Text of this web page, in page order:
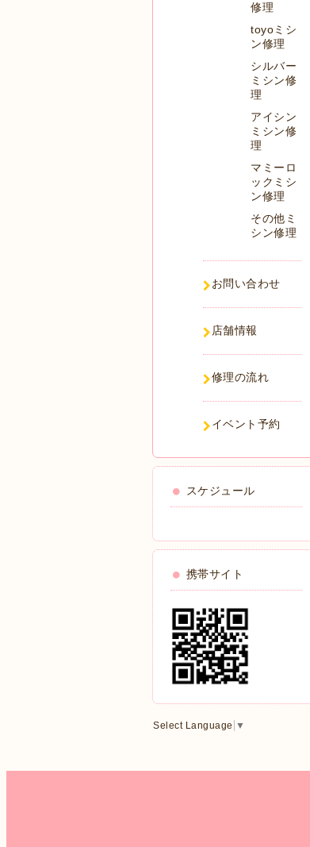
修理
toyoミシ
ン修理
シルバー
ミシン修
理
アイシン
ミシン修
理
マミーロ
ックミシ
ン修理
その他ミ
シン修理
お問い合わせ
店舗情報
修理の流れ
イベント予約
スケジュール
携帯サイト
Select Language ▼